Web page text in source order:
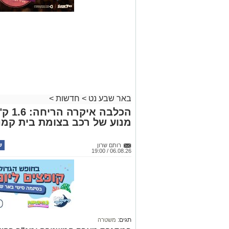
באר שבע נט > חדשות >
מנוע של רכב בצומת בית
רותם שרון
06.08.26 / 19:00
במסגרת מאבק המשטרה ומג"ב
חשפה סמים קשים שהוסלקו במכסה
מהפזורה נעצרו. בפעילות נוספת
מחתרתי להמרת כספים שנוהל מתוך